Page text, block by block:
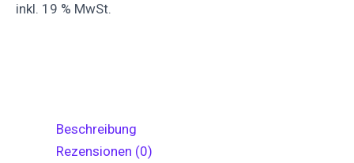
inkl. 19 % MwSt.
Beschreibung
Rezensionen (0)